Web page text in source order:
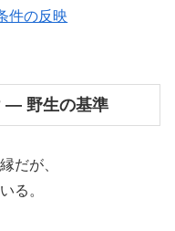
件の反映
― 野生の基準
だが、
る。